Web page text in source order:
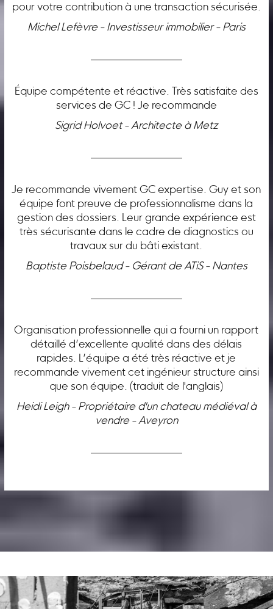
pour votre contribution à une transaction sécurisée.
Michel Lefèvre - Investisseur immobilier - Paris
Équipe compétente et réactive. Très satisfaite des
services de GC ! Je recommande
Sigrid Holvoet - Architecte à Metz
Je recommande vivement GC expertise. Guy et son
équipe font preuve de professionnalisme dans la
gestion des dossiers. Leur grande expérience est
très sécurisante dans le cadre de diagnostics ou
travaux sur du bâti existant.
Baptiste Poisbelaud - Gérant de ATiS - Nantes
Organisation professionnelle qui a fourni un rapport
détaillé d’excellente qualité dans des délais
rapides. L’équipe a été très réactive et je
recommande vivement cet ingénieur structure ainsi
que son équipe. (traduit de l'anglais)
Heidi Leigh - Propriétaire d'un chateau médiéval à
vendre - Aveyron